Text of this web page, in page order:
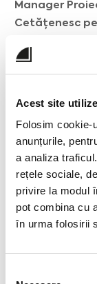
Acest site
Folosim cookie-
anunțurile,
a analiza
rețele sociale,
privire la modul
pot combina cu
în urma folosirii
Manager
Cetățenesc
• Medierea
Membru
„Mircea cel
• Responsabil